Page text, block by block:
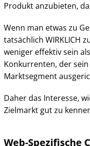
Produkt anzubieten,
Wenn man etwas zu
tatsächlich WIRKLICH
weniger effektiv sein
Konkurrenten, der
Marktsegment
Daher das Interesse,
Zielmarkt gut zu
Web-Spezifische